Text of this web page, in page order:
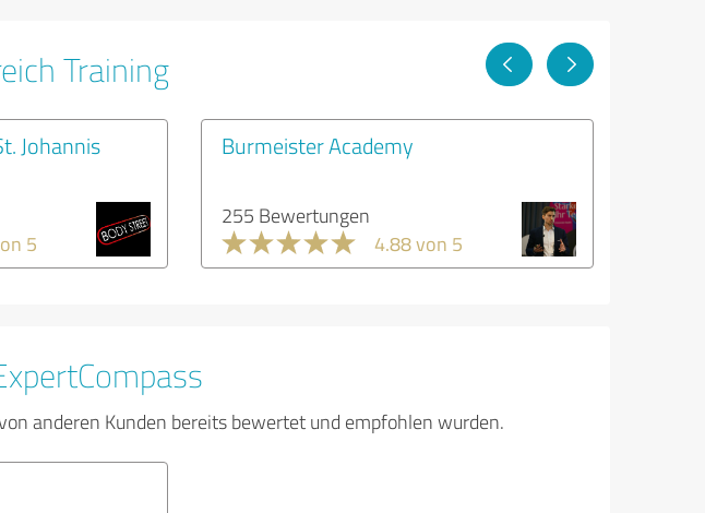
Training
Johannis
5
Burmeister Academy
255 Bewertungen
4.88 von 5
anderen Kunden bereits bewertet und empfohlen wurden.